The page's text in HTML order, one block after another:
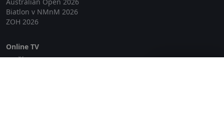
Biatlon v NMnM 2026
ZOH 2026
Online TV
Lepší.TV